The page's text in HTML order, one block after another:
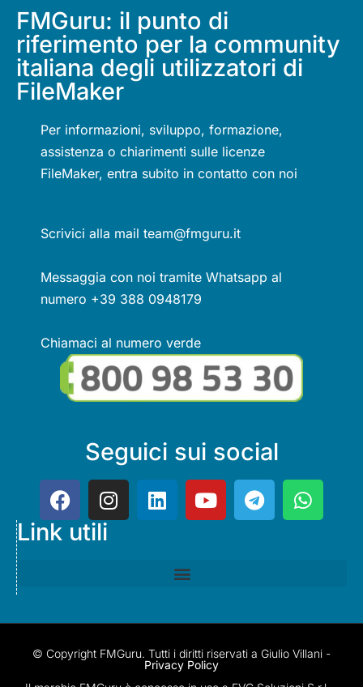
FMGuru: il punto di
riferimento per la community
italiana degli utilizzatori di
FileMaker
Per informazioni, sviluppo, formazione,
assistenza o chiarimenti sulle licenze
FileMaker, entra subito in contatto con noi
Scrivici alla mail team@fmguru.it
Messaggia con noi tramite Whatsapp al
numero +39 388 0948179
Chiamaci al numero verde
Seguici sui social
Link utili
© Copyright FMGuru. Tutti i diritti riservati a Giulio Villani -
Privacy Policy